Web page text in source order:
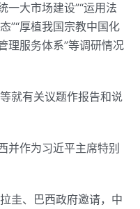
一大市场建设”“运用法
”“厚植我国宗教中国化
理服务体系”等调研情况
就有关议题作报告和说
并作为习近平主席特别
圭、巴西政府邀请，中